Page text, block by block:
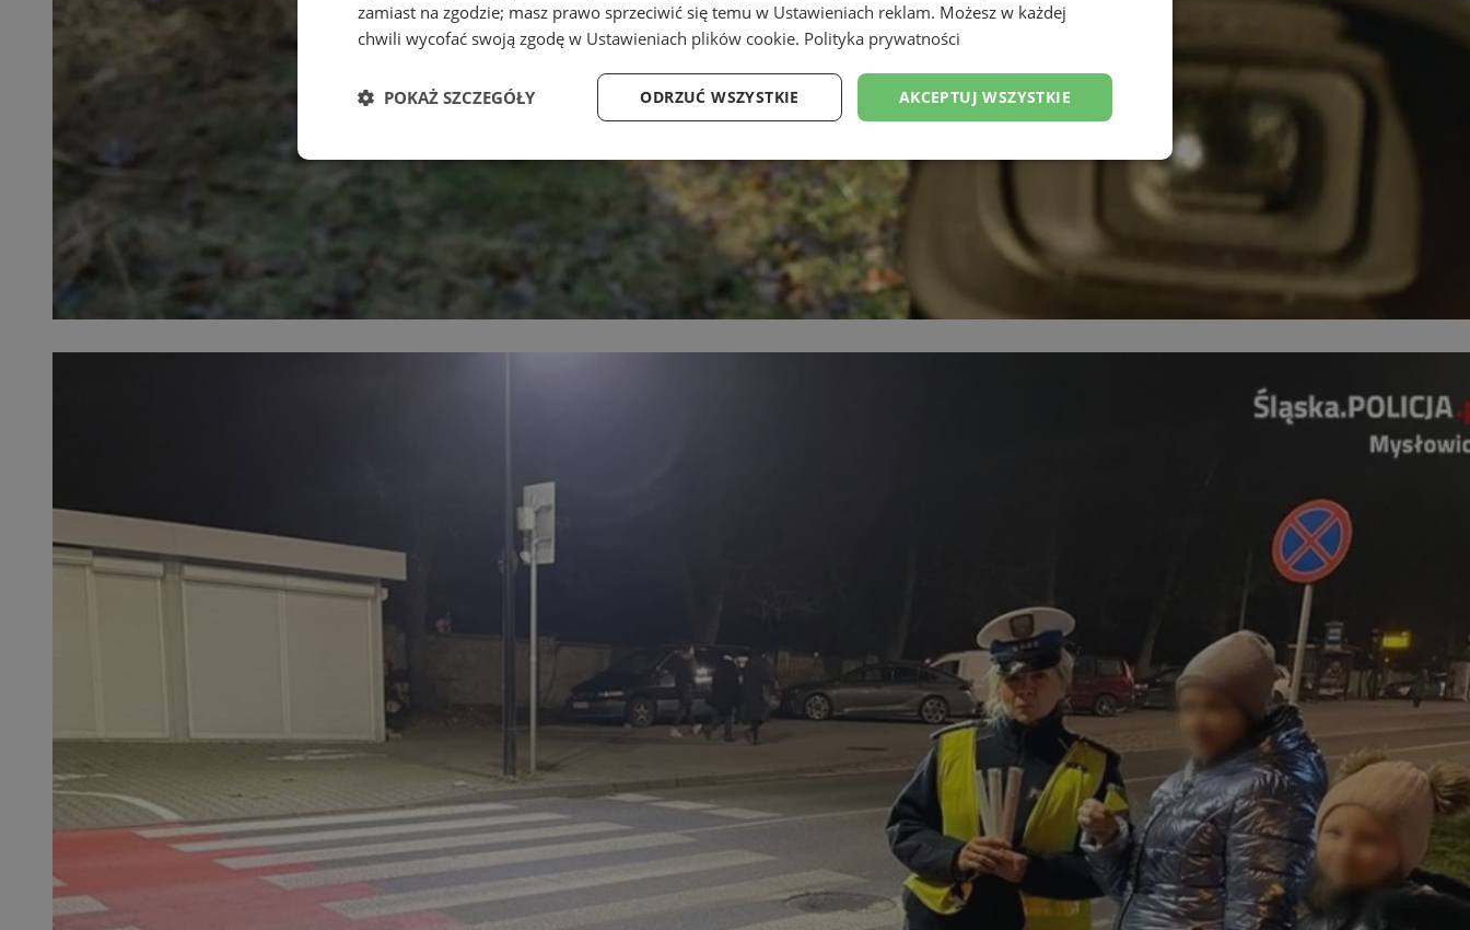
zamiast na zgodzie; masz prawo sprzeciwić się temu w Ustawieniach reklam. Możesz w każdej
chwili wycofać swoją zgodę w Ustawieniach plików cookie. Polityka prywatności
AKCEPTUJ WSZYSTKIE
ODRZUĆ WSZYSTKIE
POKAŻ SZCZEGÓŁY
Niezbędne Wydajność Targetowanie Funkcjonalność Niesklasyfikowane
Niezbędne Wydajność Targetowanie Funkcjonalność Niesklasyfikowane
euds
Corporation
Służy do przechowywania zgody gościa na
używanie plików cookie do innych celów
Simplifi Holdings
Inc.
.simpli.fi
Do przechowywania unikalnego identyfikatora
sesji.
Rejestruje, który klaster serwerów obsługuje
gościa. Jest to używane w kontekście
równoważenia obciążenia w celu optymalizacji
doświadczenia użytkownika.
CookieScriptConsent
CookieScript
m-ce.pl
Ten plik cookie jest używany przez usługę Cookie-
Script.com do zapamiętywania preferencji
dotyczących zgody użytkownika na pliki cookie.
Jest to konieczne, aby baner cookie Cookie-
Script.com działał poprawnie.
Google Privacy Policy